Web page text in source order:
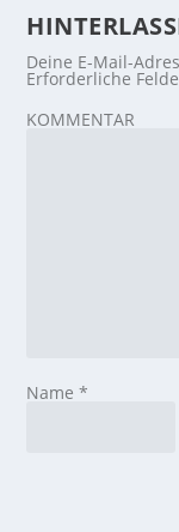
Deine E-Mail-
Erforderliche
KOMMENTAR
Name*